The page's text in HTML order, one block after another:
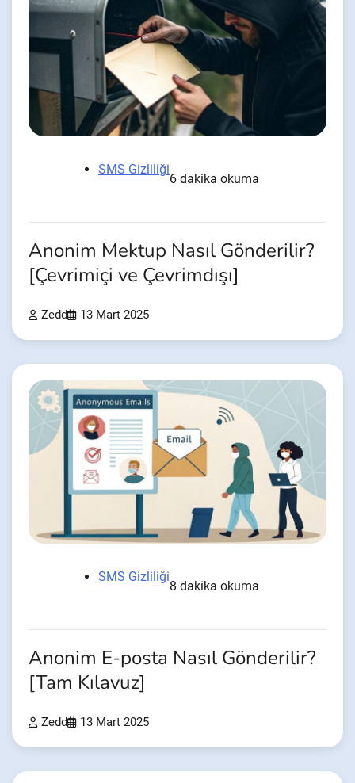
SMS Gizliliği
6 dakika okuma
Anonim Mektup Nasıl Gönderilir?
[Çevrimiçi ve Çevrimdışı]
Zedd 13 Mart 2025
SMS Gizliliği
8 dakika okuma
Anonim E-posta Nasıl Gönderilir?
[Tam Kılavuz]
Zedd 13 Mart 2025